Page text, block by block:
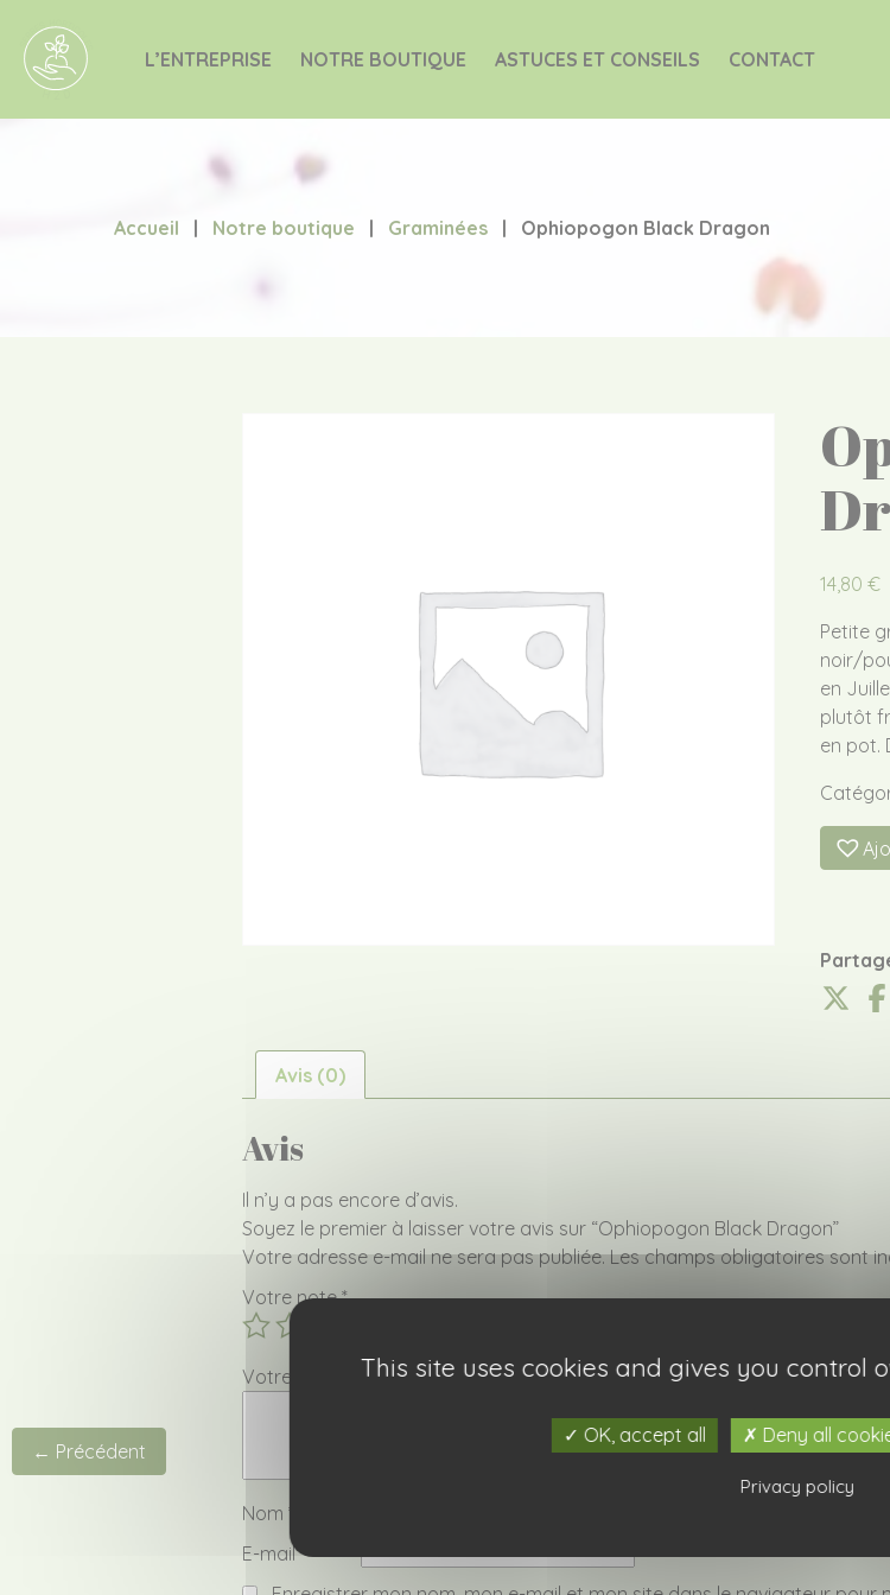
L’ENTREPRISE NOTRE BOUTIQUE ASTUCES ET CONSEILS CONTACT
Accueil | Notre boutique | Graminées | Ophiopogon Black Dragon
← Précédent
14,80 €
Petite
noir/
en
plutôt
en pot.
Avis (0)
Avis
Il n’y a pas encore d’avis.
Soyez le premier à laisser votre avis sur “Ophiopogon Black Dragon”
Votre adresse e-mail ne sera pas publiée. Les champs obligatoires sont
Votre note*
Votre avis
Nom *
E-mail*
This site uses cookies and gives you control
OK, accept all Deny all
Privacy policy